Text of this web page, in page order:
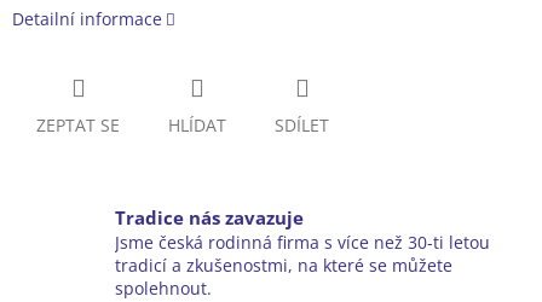
Detailní informace
ZEPTAT SE HLÍDAT SDÍLET
Tradice nás zavazuje
Jsme česká rodinná firma s více než 30-ti letou
tradicí a zkušenostmi, na které se můžete
spolehnout.